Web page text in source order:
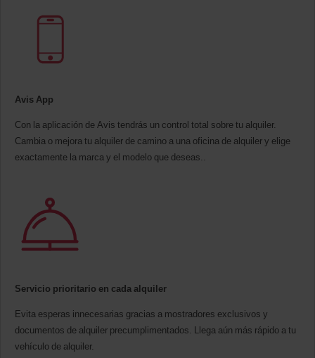
Avis App
Con la aplicación de Avis tendrás un control total sobre tu alquiler.
Cambia o mejora tu alquiler de camino a una oficina de alquiler y elige
exactamente la marca y el modelo que deseas..
Servicio prioritario en cada alquiler
Evita esperas innecesarias gracias a mostradores exclusivos y
documentos de alquiler precumplimentados. Llega aún más rápido a tu
vehículo de alquiler.